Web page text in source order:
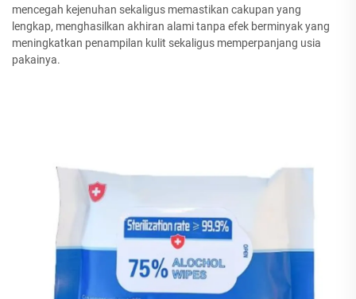
mencegah kejenuhan sekaligus memastikan cakupan yang
lengkap, menghasilkan akhiran alami tanpa efek berminyak yang
meningkatkan penampilan kulit sekaligus memperpanjang usia
pakainya.